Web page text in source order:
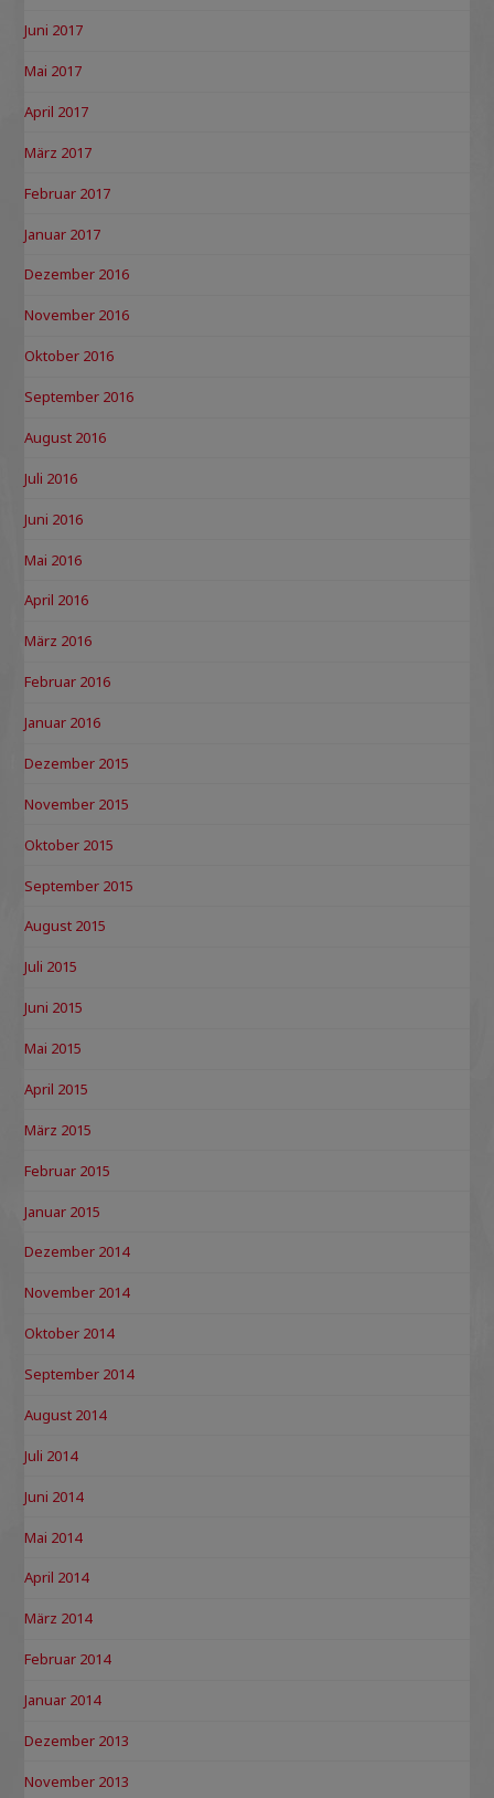
Juni 2017
Mai 2017
April 2017
März 2017
Februar 2017
Januar 2017
Dezember 2016
November 2016
Oktober 2016
September 2016
August 2016
Juli 2016
Juni 2016
Mai 2016
April 2016
März 2016
Februar 2016
Januar 2016
Dezember 2015
November 2015
Oktober 2015
September 2015
August 2015
Juli 2015
Juni 2015
Mai 2015
April 2015
März 2015
Februar 2015
Januar 2015
Dezember 2014
November 2014
Oktober 2014
September 2014
August 2014
Juli 2014
Juni 2014
Mai 2014
April 2014
März 2014
Februar 2014
Januar 2014
Dezember 2013
November 2013